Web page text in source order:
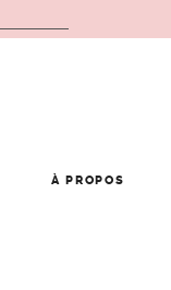
À PROPOS